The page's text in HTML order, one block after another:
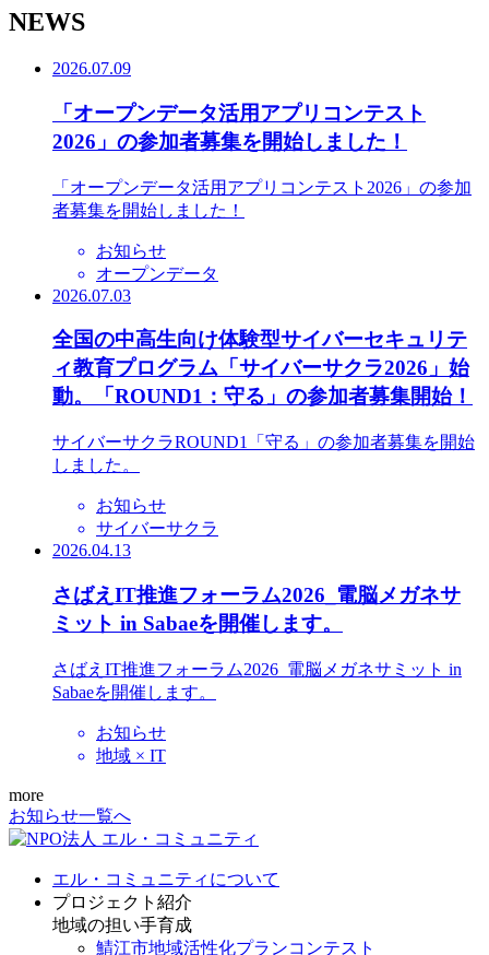
NEWS
2026.07.09
「オープンデータ活用アプリコンテスト
2026」の参加者募集を開始しました！
「オープンデータ活用アプリコンテスト2026」の参加
者募集を開始しました！
お知らせ
オープンデータ
2026.07.03
全国の中高生向け体験型サイバーセキュリテ
ィ教育プログラム「サイバーサクラ2026」始
動。「ROUND1：守る」の参加者募集開始！
サイバーサクラROUND1「守る」の参加者募集を開始
しました。
お知らせ
サイバーサクラ
2026.04.13
さばえIT推進フォーラム2026_電脳メガネサ
ミット in Sabaeを開催します。
さばえIT推進フォーラム2026_電脳メガネサミット in
Sabaeを開催します。
お知らせ
地域 × IT
more
お知らせ一覧へ
エル・コミュニティについて
プロジェクト紹介
地域の担い手育成
鯖江市地域活性化プランコンテスト